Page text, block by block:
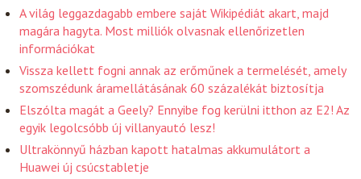
A világ leggazdagabb embere saját Wikipédiát akart, majd
magára hagyta. Most milliók olvasnak ellenőrizetlen
információkat
Vissza kellett fogni annak az erőműnek a termelését, amely
szomszédunk áramellátásának 60 százalékát biztosítja
Elszólta magát a Geely? Ennyibe fog kerülni itthon az E2! Az
egyik legolcsóbb új villanyautó lesz!
Ultrakönnyű házban kapott hatalmas akkumulátort a
Huawei új csúcstabletje